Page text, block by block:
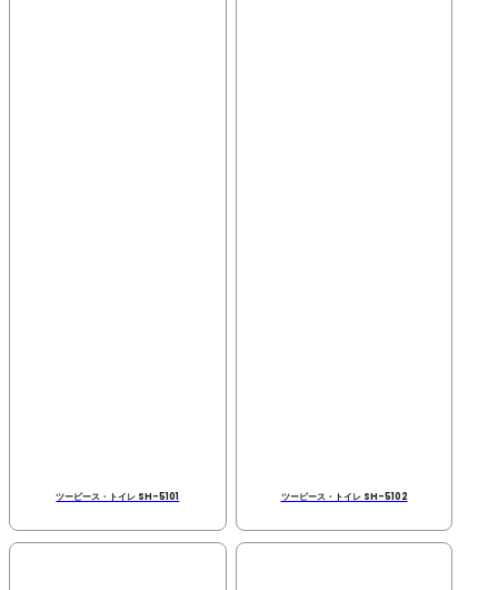
ツーピース・トイレ SH-5101 ツーピース・トイレ SH-5102